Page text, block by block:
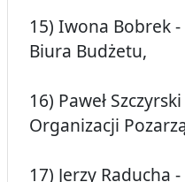
15) Iwona
Biura Budżetu,
16) Paweł
Organizacji
17) Jerzy